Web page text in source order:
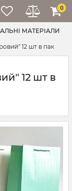
0
МАТЕРІАЛИ
12 шт в пак
12 шт в